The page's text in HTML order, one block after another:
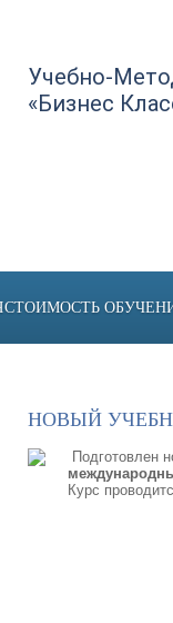
Учебно-
«Бизнес
СТОИМОСТЬ
НОВЫЙ
Подготовлен
Курс